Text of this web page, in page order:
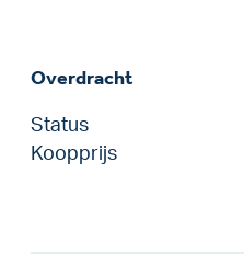
Overdracht
Status
Koopprijs